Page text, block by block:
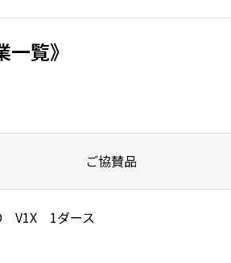
覧》
ご協賛品
V1X 1ダース